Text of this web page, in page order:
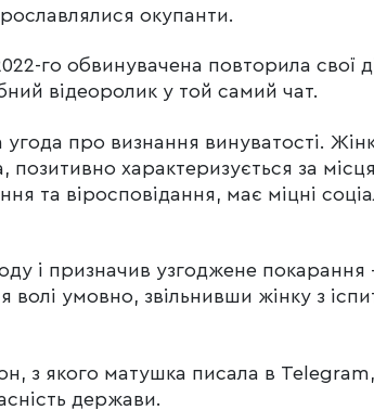
окупанти.
го обвинувачена повторила свої
відеоролик у той самий чат.
про визнання винуватості.
позитивно характеризується за
та віросповідання, має міцні
і призначив узгоджене
волі умовно, звільнивши жінку з
з якого матушка писала в Telegram,
держави.